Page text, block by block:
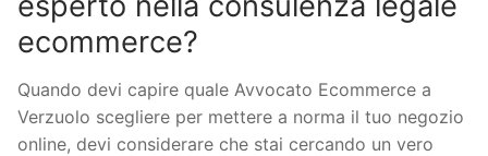
ecommerce?
Quando devi capire quale Avvocato Ecommerce a
Verzuolo scegliere per mettere a norma il tuo negozio
online, devi considerare che stai cercando un vero